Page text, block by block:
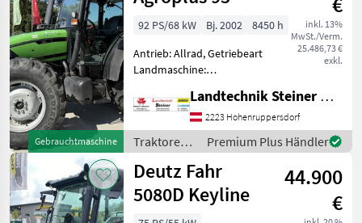
Gebrauchtmaschine
inkl. 13%
MwSt./Verm.
25.486,73 €
exkl.
92 PS/68 kW Bj. 2002
8450 h
Antrieb: Allrad, Getriebeart
Landmaschine:
Plattform: Kabine,
Zapfwellendrehzahl:
540/540E/1000/1000E,
Höchstgeschwindigkeit in
km/h: 40 km/h, Aufladu
Landtechnik Steiner GmbH
2223 Hohenruppersdorf
Traktoren /
Deutz Fahr
Premium Plus Händler
Deutz Fahr
5080D Keyline
44.900
€